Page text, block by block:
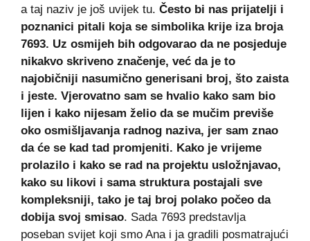
a taj naziv je još uvijek tu. Često bi nas prijatelji i
poznanici pitali koja se simbolika krije iza broja
7693. Uz osmijeh bih odgovarao da ne posjeduje
nikakvo skriveno značenje, već da je to
najobičniji nasumično generisani broj, što zaista
i jeste. Vjerovatno sam se hvalio kako sam bio
lijen i kako nijesam želio da se mučim previše
oko osmišljavanja radnog naziva, jer sam znao
da će se kad tad promjeniti. Kako je vrijeme
prolazilo i kako se rad na projektu usložnjavao,
kako su likovi i sama struktura postajali sve
kompleksniji, tako je taj broj polako počeo da
dobija svoj smisao. Sada 7693 predstavlja
poseban svijet koji smo Ana i ja gradili posmatrajući